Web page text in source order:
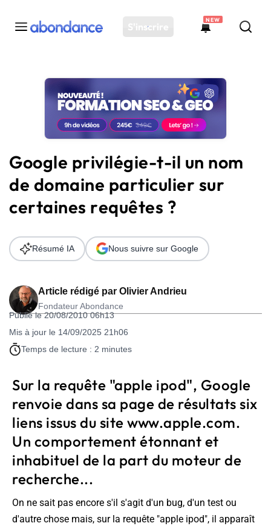
S'inscrire
NEW
Toutes les actus
Actus SEO
Plateforme
Solutions
Ressources
Audit SEO
Google privilégie-t-il un nom
de domaine particulier sur
certaines requêtes ?
Article rédigé par Olivier Andrieu
Fondateur Abondance
Publié le 20/08/2010 06h13
Mis à jour le 14/09/2025 21h06
Temps de lecture : 2 minutes
Résumé IA Nous suivre sur Google
Sur la requête "apple ipod", Google
renvoie dans sa page de résultats six
liens issus du site www.apple.com.
Un comportement étonnant et
inhabituel de la part du moteur de
recherche...
On ne sait pas encore s'il s'agit d'un bug, d'un test ou
d'autre chose mais, sur la requête "apple ipod", il apparaît